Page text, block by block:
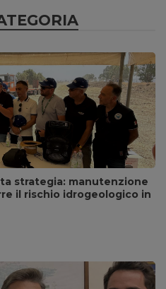
strategia: manutenzione
il rischio idrogeologico in